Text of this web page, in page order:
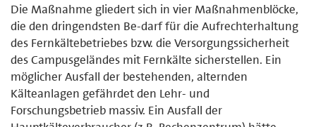
Die Maßnahme gliedert sich in vier Maßnahmenblöcke,
die den dringendsten Be-darf für die Aufrechterhaltung
des Fernkältebetriebes bzw. die Versorgungssicherheit
des Campusgeländes mit Fernkälte sicherstellen. Ein
möglicher Ausfall der bestehenden, alternden
Kälteanlagen gefährdet den Lehr- und
Forschungsbetrieb massiv. Ein Ausfall der